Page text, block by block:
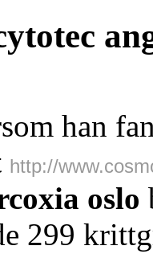
han
http://
oslo
299